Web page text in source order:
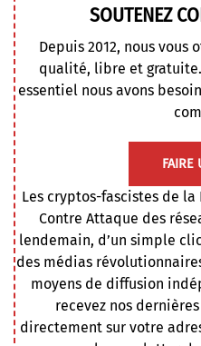
SOUTENEZ
Depuis 2012, nous
qualité, libre et
essentiel nous avons
FAIRE
Les cryptos-fascistes de
Contre Attaque des
lendemain, d’un simple
des médias
moyens de diffusion
recevez nos
directement sur votre